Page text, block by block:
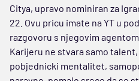
Citya, upravo nominiran za
22. Ovu pricu imate na YT u
razgovoru s njegovim
Karijeru ne stvara samo
pobjednicki mentalitet,